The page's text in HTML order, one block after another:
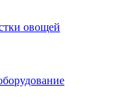
овощей